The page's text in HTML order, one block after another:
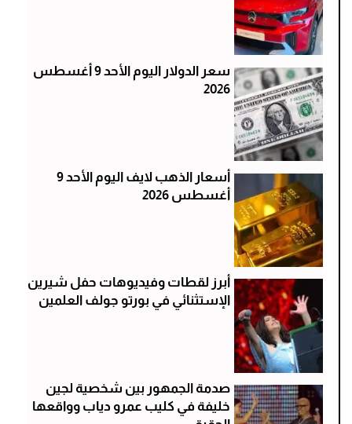
سعر الدولار اليوم الأحد 9 أغسطس
2026
أسعار الذهب لايف اليوم الأحد 9
أغسطس 2026
أبرز لقطات وفيديوهات حفل شيرين
الإستثنائي في بورتو جولف العلمين
صدمة الجمهور بين شخصية لجين
خليفة في كليب عمرو دياب وواقعها